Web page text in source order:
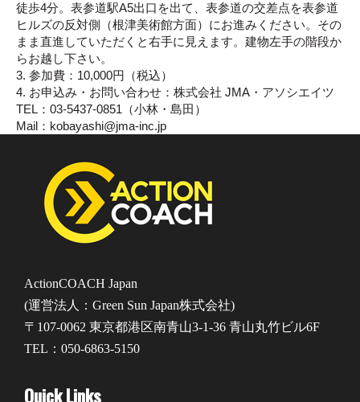
徒歩4分。表参道駅A5出口を出て、表参道の交差点を表参道
ヒルズの反対側（根津美術館方面）にお進みください。その
まま直進していただくと右手に見えます。建物左手の階段か
らお越し下さい。
3. 参加費：10,000円（税込）
4. お申込み・お問い合わせ：株式会社 JMA・アソシエイツ
TEL：03-5437-0851（小林・島田）
Mail：kobayashi@jma-inc.jp
ActionCOACH Japan
(運営法人：Green Sun Japan株式会社)
〒107-0062 東京都港区南青山3-1-36 青山丸竹ビル6F
TEL：050-6863-5150
Quick Links